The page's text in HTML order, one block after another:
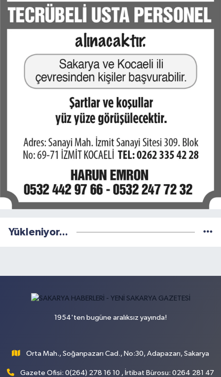
Yükleniyor...
1954'ten bugüne aralıksız yayında!
Orta Mah., Soğanpazarı Cad., No:30, Adapazarı, Sakarya
Gazete Ofisi: 0(264) 278 16 10 , İrtibat Bürosu: 0264 281 47